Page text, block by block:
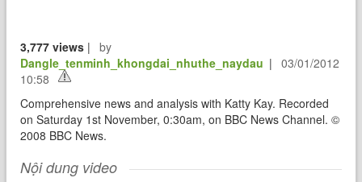
3,777 views |
by
Dangle_tenminh_khongdai_nhuthe_naydau |
03/01/2012
10:58
Comprehensive news and analysis with Katty Kay. Recorded
on Saturday 1st November, 0:30am, on BBC News Channel. ©
2008 BBC News.
Nội dung video